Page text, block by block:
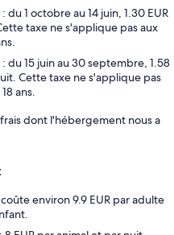
du 1 octobre au 14 juin, 1.30 EUR
taxe ne s'applique pas aux
du 15 juin au 30 septembre, 1.58
Cette taxe ne s'applique pas
ans.
dont l'hébergement nous a
environ 9.9 EUR par adulte